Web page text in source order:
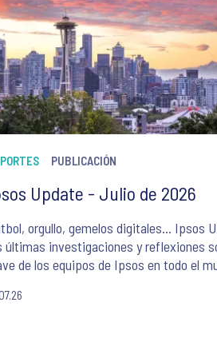
PUBLICACIÓN
Update - Julio de 2026
orgullo, gemelos digitales… Ipsos
últimas investigaciones y reflexiones
de los equipos de Ipsos en todo el